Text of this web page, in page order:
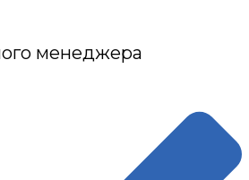
менеджера